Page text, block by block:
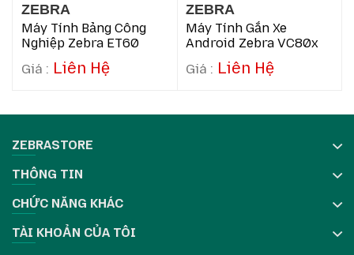
Thông số kỹ thuật chi tiết
Thông số
Chi tiết
Hệ điều hành
Android 10
đa điểm
Bộ xử lý
RAM
Bộ nhớ trong
đến 2TB
ZEBRA
Máy Tính Bảng Công
Nghiệp Zebra ET60
Liên Hệ
ZEBRA
Máy Tính Gắn Xe
Android Zebra VC80x
Liên Hệ
ZEBRASTORE
THÔNG TIN
CHỨC NĂNG KHÁC
TÀI KHOẢN CỦA TÔI